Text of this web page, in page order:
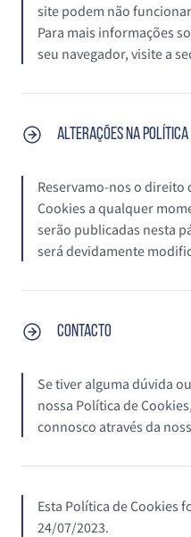
site podem não
Para mais informações
seu navegador, visite a
Alterações na Política
Reservamo-nos o direito
Cookies a qualquer
serão publicadas nesta
será devidamente
Contacto
Se tiver alguma dúvida
nossa Política de
connosco através da
Esta Política de Cookies
24/07/2023.